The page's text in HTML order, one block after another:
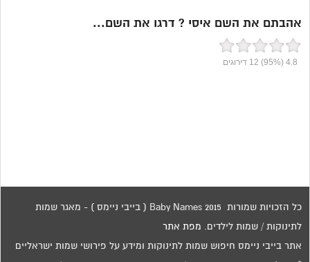
אהבתם את השם איסי ? דרגו את השם...
4.8
(95%)
12 דירוגים
כל הזכויות שמורות 2015 Baby Names ( בייבי ניימס ) - מאגר שמות
לתינוקות / שמות לילדים. מפת אתר
אתר בייבי ניימס חיפוש שמות לתינוקות ומידע על פירושי שמות ישראליים